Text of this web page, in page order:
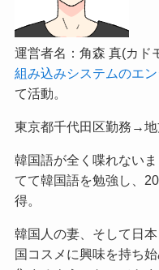
運営者名：角森 真(カド
組み込みシステムのエ
て活動。
東京都千代田区勤務→地
韓国語が全く喋れない
てて韓国語を勉強し、
得。
韓国人の妻、そして日
国コスメに興味を持ち